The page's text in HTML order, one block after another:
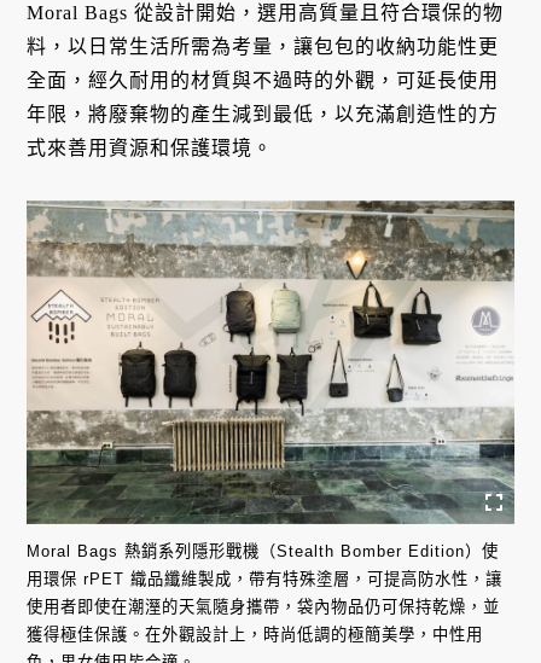
Moral Bags 從設計開始，選用高質量且符合環保的物
料，以日常生活所需為考量，讓包包的收納功能性更
全面，經久耐用的材質與不過時的外觀，可延長使用
年限，將廢棄物的產生減到最低，以充滿創造性的方
式來善用資源和保護環境。
Moral Bags 熱銷系列隱形戰機（Stealth Bomber Edition）使
用環保 rPET 織品纖維製成，帶有特殊塗層，可提高防水性，讓
使用者即使在潮溼的天氣隨身攜帶，袋內物品仍可保持乾燥，並
獲得極佳保護。在外觀設計上，時尚低調的極簡美學，中性用